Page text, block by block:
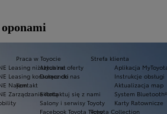
Praca w Toyocie
Aktualne oferty
Dołącz do nas
Kontakt
Skontaktuj się z nami
Salony i serwisy Toyoty
Facebook Toyota Tychy
Leasing niższych rat
Leasing konsumencki
Najem
Zarządzanie flotą
Strefa klienta
Aplikacja
Instrukcje obsługi
Aktualizacja map
System Bluetooth®
Karty Ratownicze
Toyota Collection